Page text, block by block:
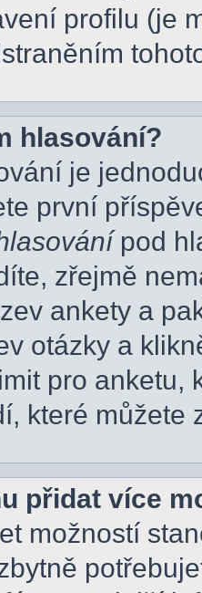
profilu (je
hlasování?
je
první
pod
zřejmě
ankety a
otázky a
pro anketu,
které můžete
přidat více
možností